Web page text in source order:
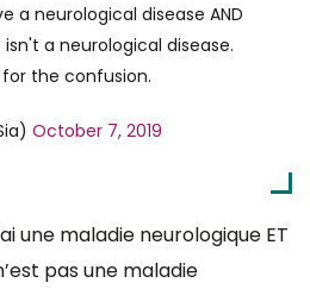
a neurological disease AND
isn't a neurological disease.
the confusion.
October 7, 2019
une maladie neurologique ET
pas une maladie